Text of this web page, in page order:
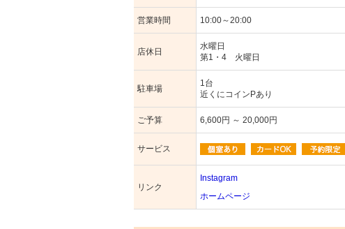
営業時間 10:00～20:00
店休日
水曜日
第1・4 火曜日
駐車場
1台
近くにコインPあり
ご予算 6,600円 ～ 20,000円
サービス
リンク
Instagram
ホームページ